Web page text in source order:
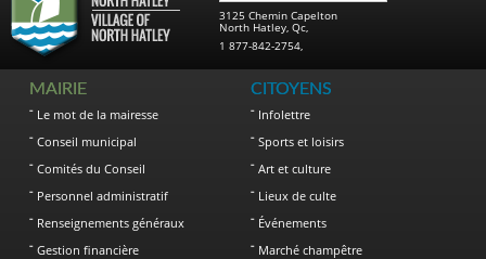
3125 Chemin Capelton
North Hatley, Qc,
1 877-842-2754,
MAIRIE
Le mot de la mairesse
Conseil municipal
Comités du Conseil
Personnel administratif
Renseignements généraux
Gestion financière
CITOYENS
Infolettre
Sports et loisirs
Art et culture
Lieux de culte
Événements
Marché champêtre